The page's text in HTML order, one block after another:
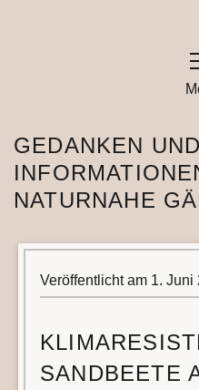
GEDANKEN UND
NATURNAHE
Veröffentlicht am 1. Juni
SANDBEETE